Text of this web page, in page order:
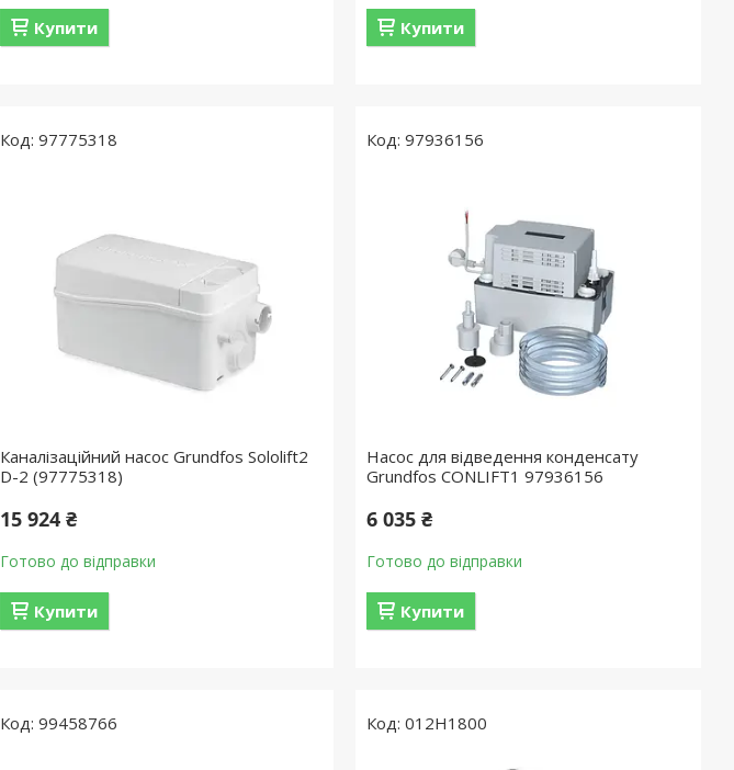
Купити Купити
97775318
Каналізаційний насос Grundfos Sololift2
D-2 (97775318)
15 924 ₴
Готово до відправки
Купити
97936156
Насос для відведення конденсату
Grundfos CONLIFT1 97936156
6 035 ₴
Готово до відправки
Купити
99458766 012H1800